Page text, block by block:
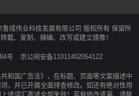
成伟业科技发展有限公司 版权所有 保留所
载、复制、摘编、改写或建立镜像！
号 京公网安备11011402054122
和国广告法》，在标题、页面等文案描述中
，并已开展全面排查修改。如还有绝对性用
述词汇表述全部失效！若有修改遗漏，请联